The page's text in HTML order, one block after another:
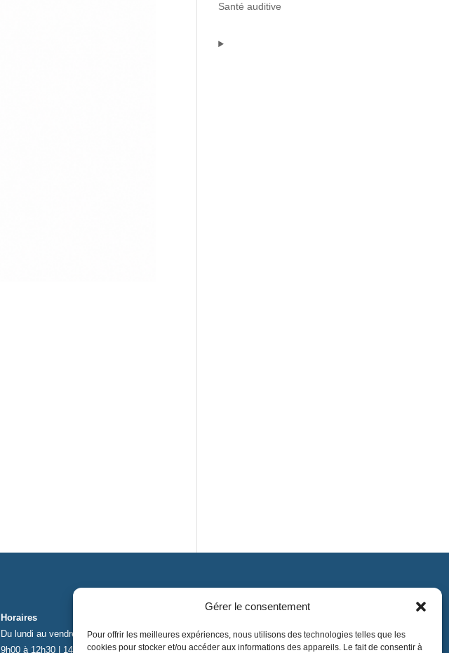
Gérer le consentement
Pour offrir les meilleures expériences, nous utilisons des technologies telles que les
cookies pour stocker et/ou accéder aux informations des appareils. Le fait de consentir à
Santé auditive
Horaires
Du lundi au vendredi
9h00 à 12h30 | 14h00 à 17h00
contact@lnea-audition.com
+33 (0)1 34 67 67 17